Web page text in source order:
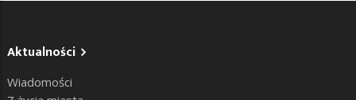
Aktualności
Wiadomości